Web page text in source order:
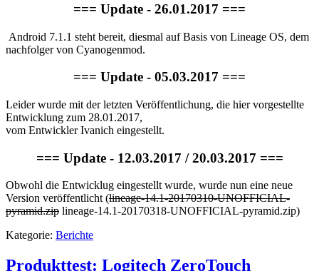
=== Update - 26.01.2017 ===
Android 7.1.1 steht bereit, diesmal auf Basis von Lineage OS, dem
nachfolger von Cyanogenmod.
=== Update - 05.03.2017 ===
Leider wurde mit der letzten Veröffentlichung, die hier vorgestellte
Entwicklung zum 28.01.2017,
vom Entwickler Ivanich eingestellt.
=== Update - 12.03.2017 / 20.03.2017 ===
Obwohl die Entwicklug eingestellt wurde, wurde nun eine neue
Version veröffentlicht (lineage-14.1-20170310-UNOFFICIAL-
pyramid.zip lineage-14.1-20170318-UNOFFICIAL-pyramid.zip)
Kategorie: Berichte
Produkttest: Logitech ZeroTouch